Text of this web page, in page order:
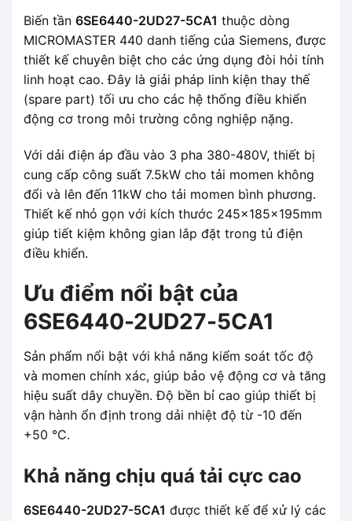
Biến tần 6SE6440-2UD27-5CA1 thuộc dòng
MICROMASTER 440 danh tiếng của Siemens, được
thiết kế chuyên biệt cho các ứng dụng đòi hỏi tính
linh hoạt cao. Đây là giải pháp linh kiện thay thế
(spare part) tối ưu cho các hệ thống điều khiển
động cơ trong môi trường công nghiệp nặng.
Với dải điện áp đầu vào 3 pha 380-480V, thiết bị
cung cấp công suất 7.5kW cho tải momen không
đổi và lên đến 11kW cho tải momen bình phương.
Thiết kế nhỏ gọn với kích thước 245x185x195mm
giúp tiết kiệm không gian lắp đặt trong tủ điện
điều khiển.
Ưu điểm nổi bật của
6SE6440-2UD27-5CA1
Sản phẩm nổi bật với khả năng kiểm soát tốc độ
và momen chính xác, giúp bảo vệ động cơ và tăng
hiệu suất dây chuyền. Độ bền bỉ cao giúp thiết bị
vận hành ổn định trong dải nhiệt độ từ -10 đến
+50 °C.
Khả năng chịu quá tải cực cao
6SE6440-2UD27-5CA1 được thiết kế để xử lý các